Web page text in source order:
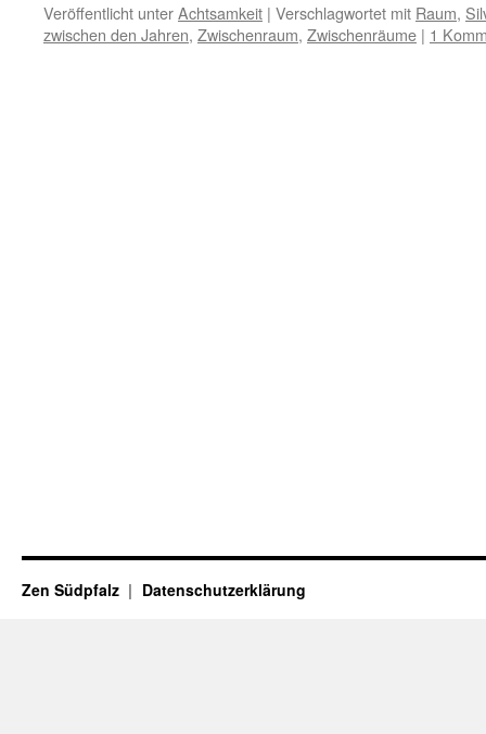
Veröffentlicht unterAchtsamkeit | Verschlagwortet mit Raum,
zwischen den Jahren, Zwischenraum, Zwischenräume | 1
Zen Südpfalz Datenschutzerklärung